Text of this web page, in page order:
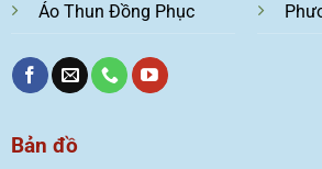
Áo Thun Đồng Phục
Bản đồ